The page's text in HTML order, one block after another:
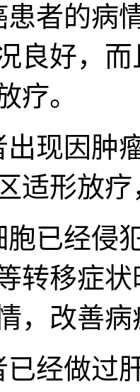
的病情
良好，
疗。
因肿瘤
适形放
经侵犯
转移症
，改善
做过肝